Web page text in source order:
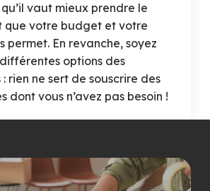
vaut mieux prendre le
que votre budget et votre
permet. En revanche, soyez
options des
rien ne sert de souscrire des
dont vous n’avez pas besoin !